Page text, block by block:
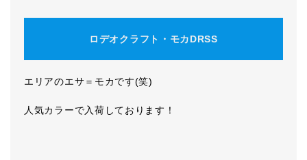
ロデオクラフト・モカDRSS
エリアのエサ＝モカです(笑)
人気カラーで入荷しております！